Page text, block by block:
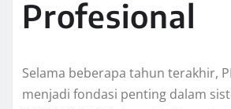
Profesional
Selama beberapa tahun terakhir,
menjadi fondasi penting dalam